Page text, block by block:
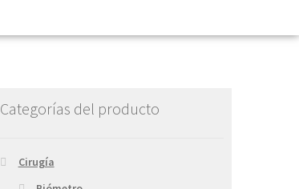
Categorías del producto
Cirugía